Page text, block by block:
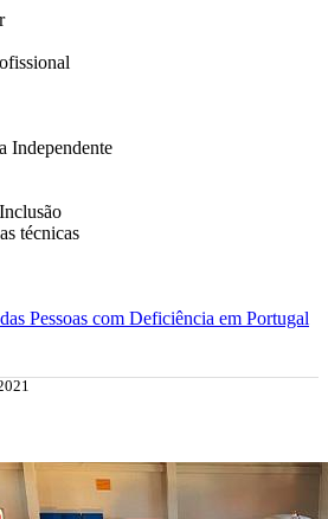
Independente
técnicas
Pessoas com Deficiência em Portugal